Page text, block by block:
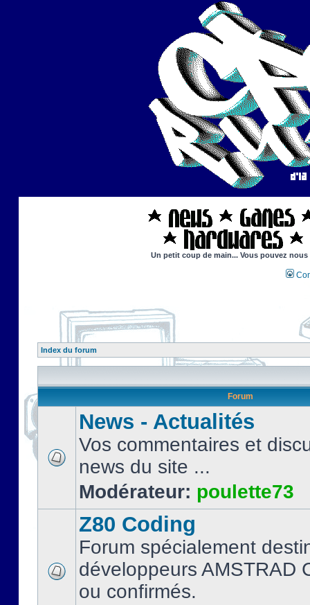
Un petit coup de main... Vous pouvez
Index du forum
Forum
News - Actualités
Vos commentaires et
news du site ...
Modérateur: poulette73
Z80 Coding
Forum spécialement
développeurs AMSTRAD
ou confirmés.